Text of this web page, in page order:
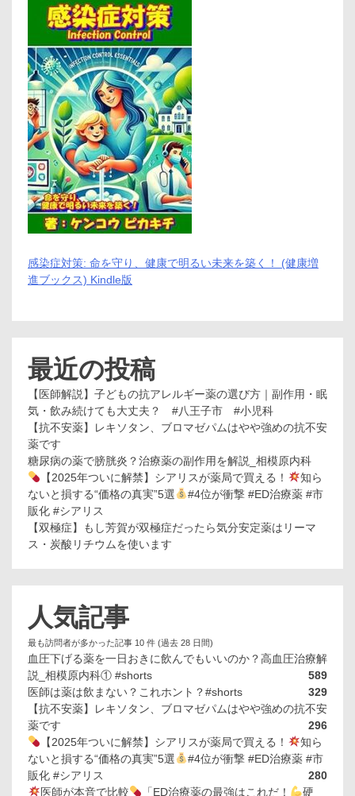
シ
ョ
ン
感染症対策: 命を守り、健康で明るい未来を築く！ (健康増
進ブックス) Kindle版
最近の投稿
【医師解説】子どもの抗アレルギー薬の選び方｜副作用・眠
気・飲み続けても大丈夫？ #八王子市 #小児科
【抗不安薬】レキソタン、ブロマゼパムはやや強めの抗不安
薬です
糖尿病の薬で膀胱炎？治療薬の副作用を解説_相模原内科
【2025年ついに解禁】シアリスが薬局で買える！
知ら
ないと損する“価格の真実”5選
#4位が衝撃 #ED治療薬 #市
販化 #シアリス
【双極症】もし芳賀が双極症だったら気分安定薬はリーマ
ス・炭酸リチウムを使います
人気記事
最も訪問者が多かった記事 10 件 (過去 28 日間)
血圧下げる薬を一日おきに飲んでもいいのか？高血圧治療解
説_相模原内科① #shorts
589
医師は薬は飲まない？これホント？#shorts
329
【抗不安薬】レキソタン、ブロマゼパムはやや強めの抗不安
薬です
296
【2025年ついに解禁】シアリスが薬局で買える！
知ら
ないと損する“価格の真実”5選
#4位が衝撃 #ED治療薬 #市
販化 #シアリス
280
医師が本音で比較
「ED治療薬の最強はこれだ！ 硬